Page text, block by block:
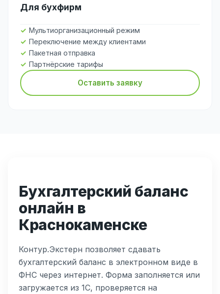
Для бухфирм
Мультиорганизационный режим
Переключение между клиентами
Пакетная отправка
Партнёрские тарифы
Оставить заявку
Бухгалтерский баланс
онлайн в
Краснокаменске
Контур.Экстерн позволяет сдавать
бухгалтерский баланс в электронном виде в
ФНС через интернет. Форма заполняется или
загружается из 1С, проверяется на